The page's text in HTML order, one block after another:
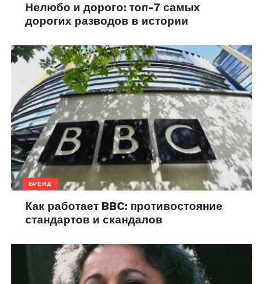
Нелюбо и дорого: топ-7 самых
дорогих разводов в истории
БРЕНД
Как работает BBC: противостояние
стандартов и скандалов